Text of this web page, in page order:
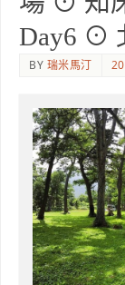
Day6 ⊙
BY 瑞米馬汀